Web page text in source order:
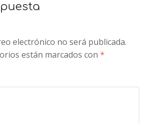
electrónico no será publicada.
están marcados con*